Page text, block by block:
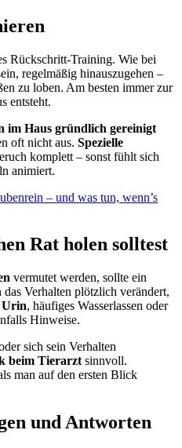
Rückschritt-Training. Wie bei
regelmäßig hinauszugehen –
zu loben. Am besten immer zur
entsteht.
im Haus gründlich gereinigt
oft nicht aus. Spezielle
komplett – sonst fühlt sich
animiert.
– und was tun, wenn’s
Rat holen solltest
vermutet werden, sollte ein
Verhalten plötzlich verändert,
, häufiges Wasserlassen oder
Hinweise.
sich sein Verhalten
beim Tierarzt sinnvoll.
man auf den ersten Blick
und Antworten